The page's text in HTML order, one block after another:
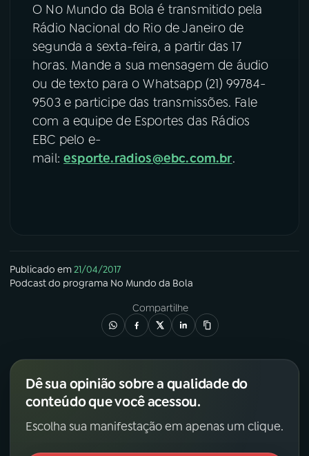
O No Mundo da Bola é transmitido pela
Rádio Nacional do Rio de Janeiro de
segunda a sexta-feira, a partir das 17
horas. Mande a sua mensagem de áudio
ou de texto para o Whatsapp (21) 99784-
9503 e participe das transmissões. Fale
com a equipe de Esportes das Rádios
EBC pelo e-
mail:esporte.radios@ebc.com.br.
Publicado em21/04/2017
Podcastdo programa No Mundo da Bola
Compartilhe
Dê sua opinião sobre a qualidade do
conteúdo que você acessou.
Escolha sua manifestação em apenas um clique.